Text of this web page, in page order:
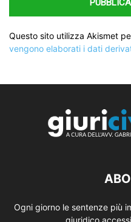
Questo sito utilizza Akismet
vengono elaborati i dati
Ogni giorno le sentenze più
giuridico